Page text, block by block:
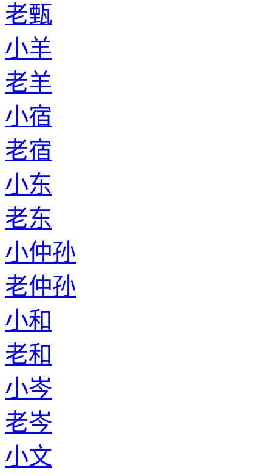
老甄
小羊
老羊
小宿
老宿
小东
老东
小仲孙
老仲孙
小和
老和
小岑
老岑
小文